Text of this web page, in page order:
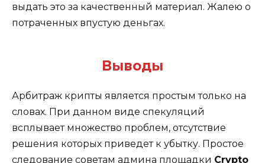
выдать это за качественный материал. Жалею о
потраченных впустую деньгах.
Выводы
Арбитраж крипты является простым только на
словах. При данном виде спекуляций
всплывает множество проблем, отсутствие
решения которых приведет к убытку. Простое
следование советам админа площадки Crypto